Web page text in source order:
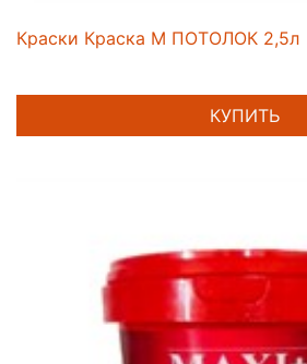
Краски Краска M ПОТОЛОК 2,5л
КУПИТЬ